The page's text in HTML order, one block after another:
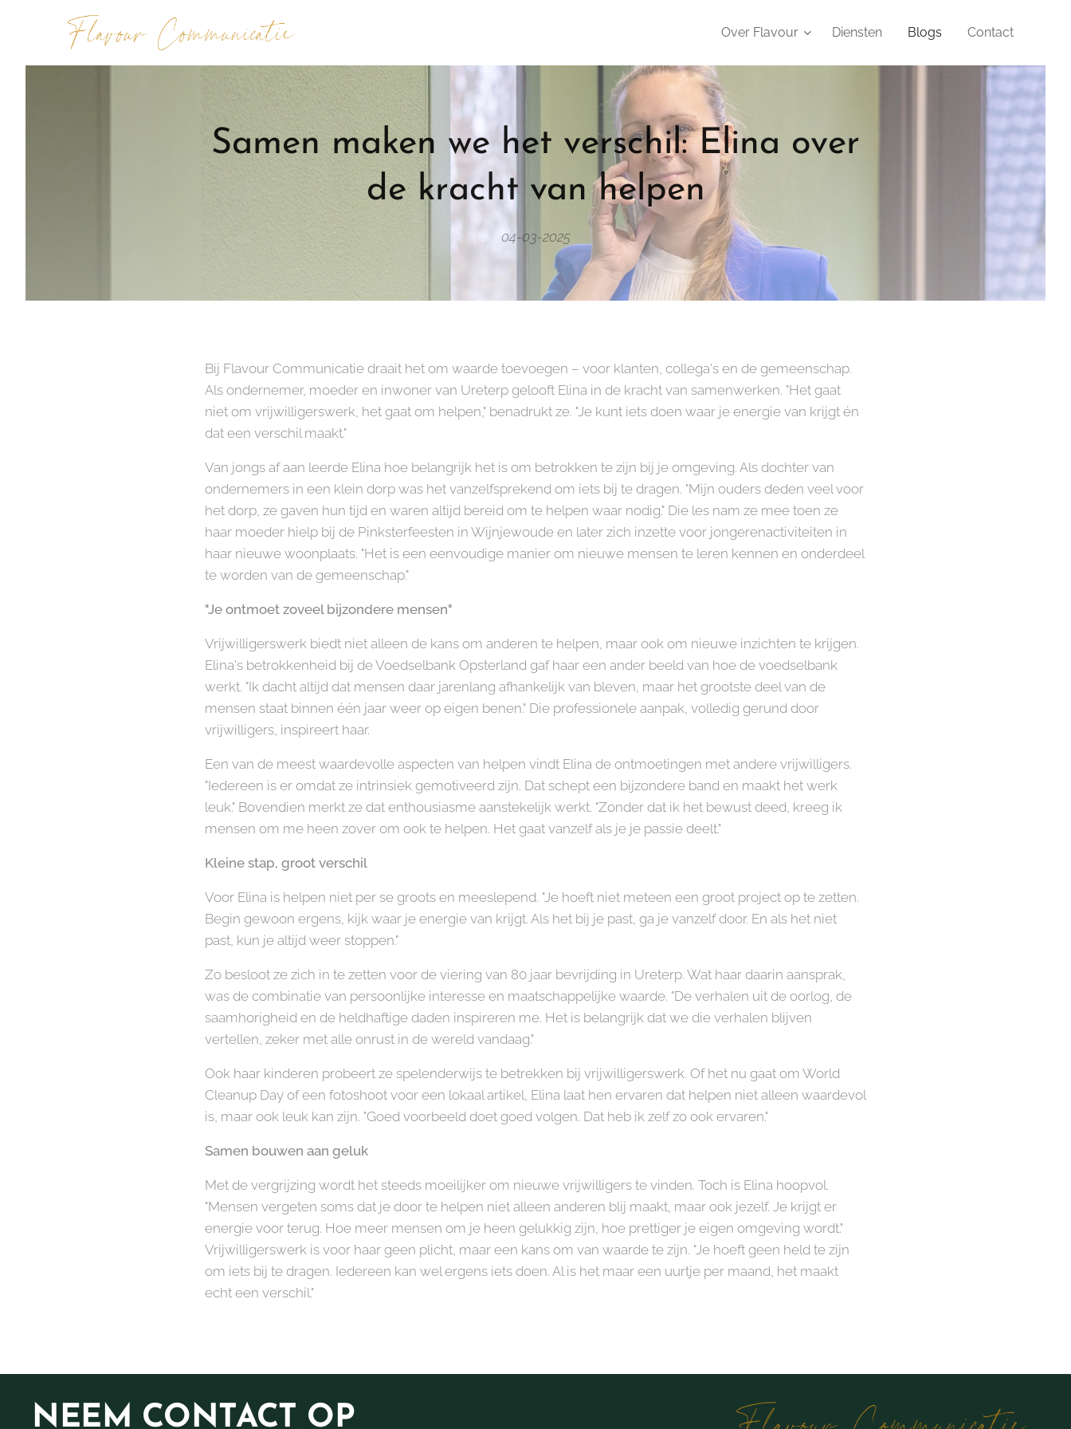
Over Flavour Diensten Blogs Contact
Samen maken we het verschil: Elina over
de kracht van helpen
04-03-2025
Bij Flavour Communicatie draait het om waarde toevoegen – voor klanten, collega's en de gemeenschap.
Als ondernemer, moeder en inwoner van Ureterp gelooft Elina in de kracht van samenwerken. "Het gaat
niet om vrijwilligerswerk, het gaat om helpen," benadrukt ze. "Je kunt iets doen waar je energie van krijgt én
dat een verschil maakt."
Van jongs af aan leerde Elina hoe belangrijk het is om betrokken te zijn bij je omgeving. Als dochter van
ondernemers in een klein dorp was het vanzelfsprekend om iets bij te dragen. "Mijn ouders deden veel voor
het dorp, ze gaven hun tijd en waren altijd bereid om te helpen waar nodig." Die les nam ze mee toen ze
haar moeder hielp bij de Pinksterfeesten in Wijnjewoude en later zich inzette voor jongerenactiviteiten in
haar nieuwe woonplaats. "Het is een eenvoudige manier om nieuwe mensen te leren kennen en onderdeel
te worden van de gemeenschap."
"Je ontmoet zoveel bijzondere mensen"
Vrijwilligerswerk biedt niet alleen de kans om anderen te helpen, maar ook om nieuwe inzichten te krijgen.
Elina's betrokkenheid bij de Voedselbank Opsterland gaf haar een ander beeld van hoe de voedselbank
werkt. "Ik dacht altijd dat mensen daar jarenlang afhankelijk van bleven, maar het grootste deel van de
mensen staat binnen één jaar weer op eigen benen." Die professionele aanpak, volledig gerund door
vrijwilligers, inspireert haar.
Een van de meest waardevolle aspecten van helpen vindt Elina de ontmoetingen met andere vrijwilligers.
"Iedereen is er omdat ze intrinsiek gemotiveerd zijn. Dat schept een bijzondere band en maakt het werk
leuk." Bovendien merkt ze dat enthousiasme aanstekelijk werkt. "Zonder dat ik het bewust deed, kreeg ik
mensen om me heen zover om ook te helpen. Het gaat vanzelf als je je passie deelt."
Kleine stap, groot verschil
Voor Elina is helpen niet per se groots en meeslepend. "Je hoeft niet meteen een groot project op te zetten.
Begin gewoon ergens, kijk waar je energie van krijgt. Als het bij je past, ga je vanzelf door. En als het niet
past, kun je altijd weer stoppen."
Zo besloot ze zich in te zetten voor de viering van 80 jaar bevrijding in Ureterp. Wat haar daarin aansprak,
was de combinatie van persoonlijke interesse en maatschappelijke waarde. "De verhalen uit de oorlog, de
saamhorigheid en de heldhaftige daden inspireren me. Het is belangrijk dat we die verhalen blijven
vertellen, zeker met alle onrust in de wereld vandaag."
Ook haar kinderen probeert ze spelenderwijs te betrekken bij vrijwilligerswerk. Of het nu gaat om World
Cleanup Day of een fotoshoot voor een lokaal artikel, Elina laat hen ervaren dat helpen niet alleen waardevol
is, maar ook leuk kan zijn. "Goed voorbeeld doet goed volgen. Dat heb ik zelf zo ook ervaren."
Samen bouwen aan geluk
Met de vergrijzing wordt het steeds moeilijker om nieuwe vrijwilligers te vinden. Toch is Elina hoopvol.
"Mensen vergeten soms dat je door te helpen niet alleen anderen blij maakt, maar ook jezelf. Je krijgt er
energie voor terug. Hoe meer mensen om je heen gelukkig zijn, hoe prettiger je eigen omgeving wordt."
Vrijwilligerswerk is voor haar geen plicht, maar een kans om van waarde te zijn. "Je hoeft geen held te zijn
om iets bij te dragen. Iedereen kan wel ergens iets doen. Al is het maar een uurtje per maand, het maakt
echt een verschil."
NEEM CONTACT OP